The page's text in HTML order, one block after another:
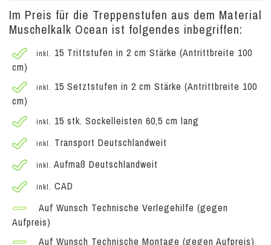
Im Preis für die Treppenstufen aus dem Material
Muschelkalk Ocean ist folgendes inbegriffen:
inkl. 15 Trittstufen in 2 cm Stärke (Antrittbreite 100
cm)
inkl. 15 Setztstufen in 2 cm Stärke (Antrittbreite 100
cm)
inkl. 15 stk. Sockelleisten 60,5 cm lang
inkl. Transport Deutschlandweit
inkl. Aufmaß Deutschlandweit
inkl. CAD
Auf Wunsch Technische Verlegehilfe (gegen
Aufpreis)
Auf Wunsch Technische Montage (gegen Aufpreis)